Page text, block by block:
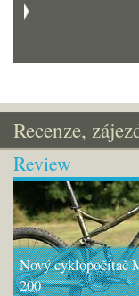
Recenze,
Review
Nový cyklopočítač
200